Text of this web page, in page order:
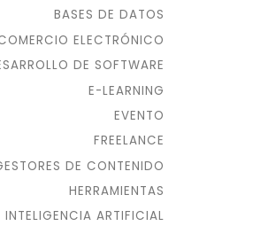
BASES DE DATOS
ELECTRÓNICO
DE SOFTWARE
E-LEARNING
EVENTO
FREELANCE
DE CONTENIDO
HERRAMIENTAS
INTELIGENCIA ARTIFICIAL